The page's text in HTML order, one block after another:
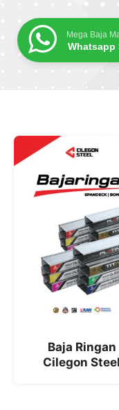
Mega Baja
Whatsapp
Baja Ringan
Cilegon Steel